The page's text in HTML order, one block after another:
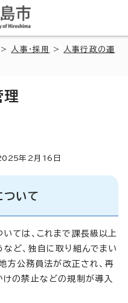
> 人事・採用 >
人事行政の運
理
年2月 16 日
ついて
ては、これまで課長級以上
ど、独自に取り組んでまい
方公務員法が改正され、再
の禁止などの規制が導入